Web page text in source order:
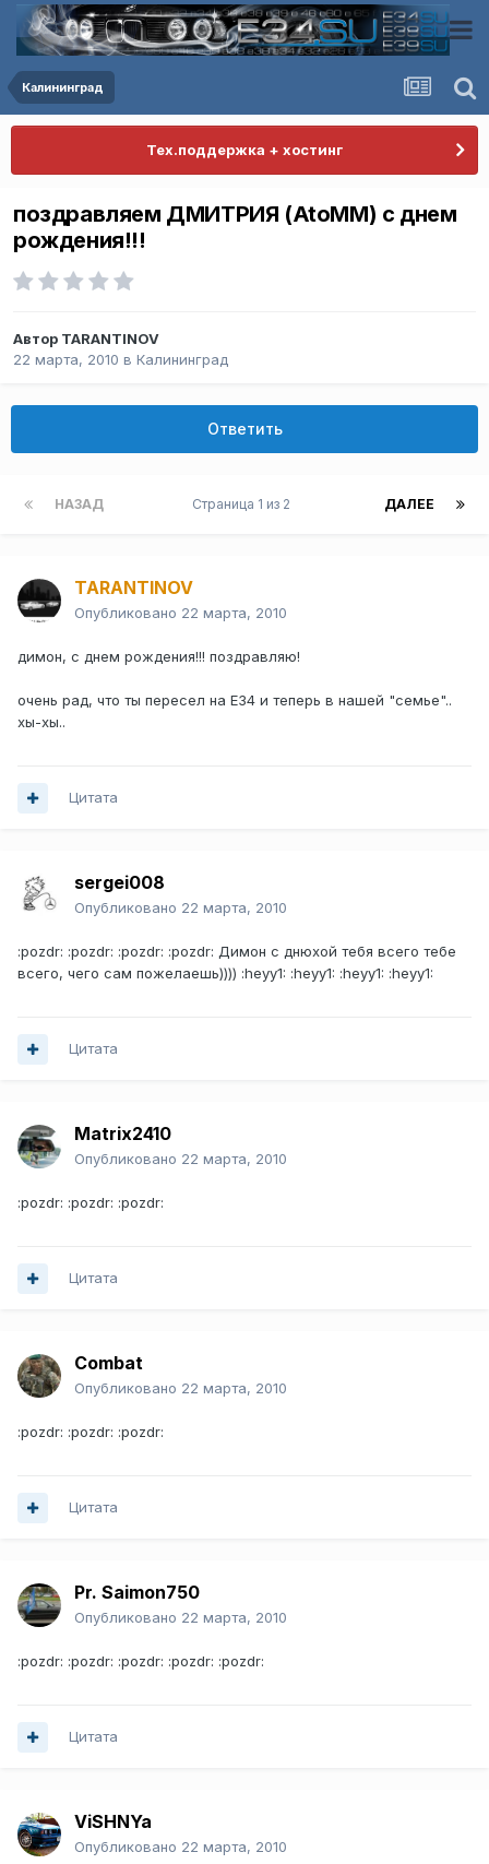
Калининград
Тех.поддержка + хостинг
поздравляем ДМИТРИЯ (AtoMM) с днем
рождения!!!
Автор TARANTINOV
22 марта, 2010 в Калининград
Ответить
НАЗАД ДАЛЕЕ
Страница 1 из 2
TARANTINOV
Опубликовано 22 марта, 2010
димон, с днем рождения!!! поздравляю!
очень рад, что ты пересел на Е34 и теперь в нашей "семье"..
хы-хы..
Цитата
sergei008
Опубликовано 22 марта, 2010
:pozdr: :pozdr: :pozdr: :pozdr: Димон с днюхой тебя всего тебе
всего, чего сам пожелаешь)))) :heyy1: :heyy1: :heyy1: :heyy1:
Цитата
Matrix2410
Опубликовано 22 марта, 2010
:pozdr: :pozdr: :pozdr:
Цитата
Combat
Опубликовано 22 марта, 2010
:pozdr: :pozdr: :pozdr:
Цитата
Pr. Saimon750
Опубликовано 22 марта, 2010
:pozdr: :pozdr: :pozdr: :pozdr: :pozdr:
Цитата
ViSHNYa
Опубликовано 22 марта, 2010